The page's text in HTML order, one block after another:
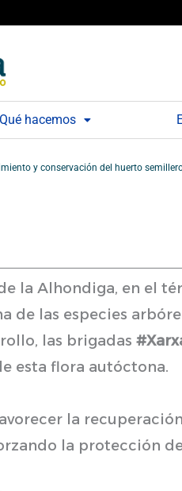
Qué hacemos
y conservación del huerto
la Alhondiga, en el
de las especies
las brigadas
esta flora autóctona.
la
la protección